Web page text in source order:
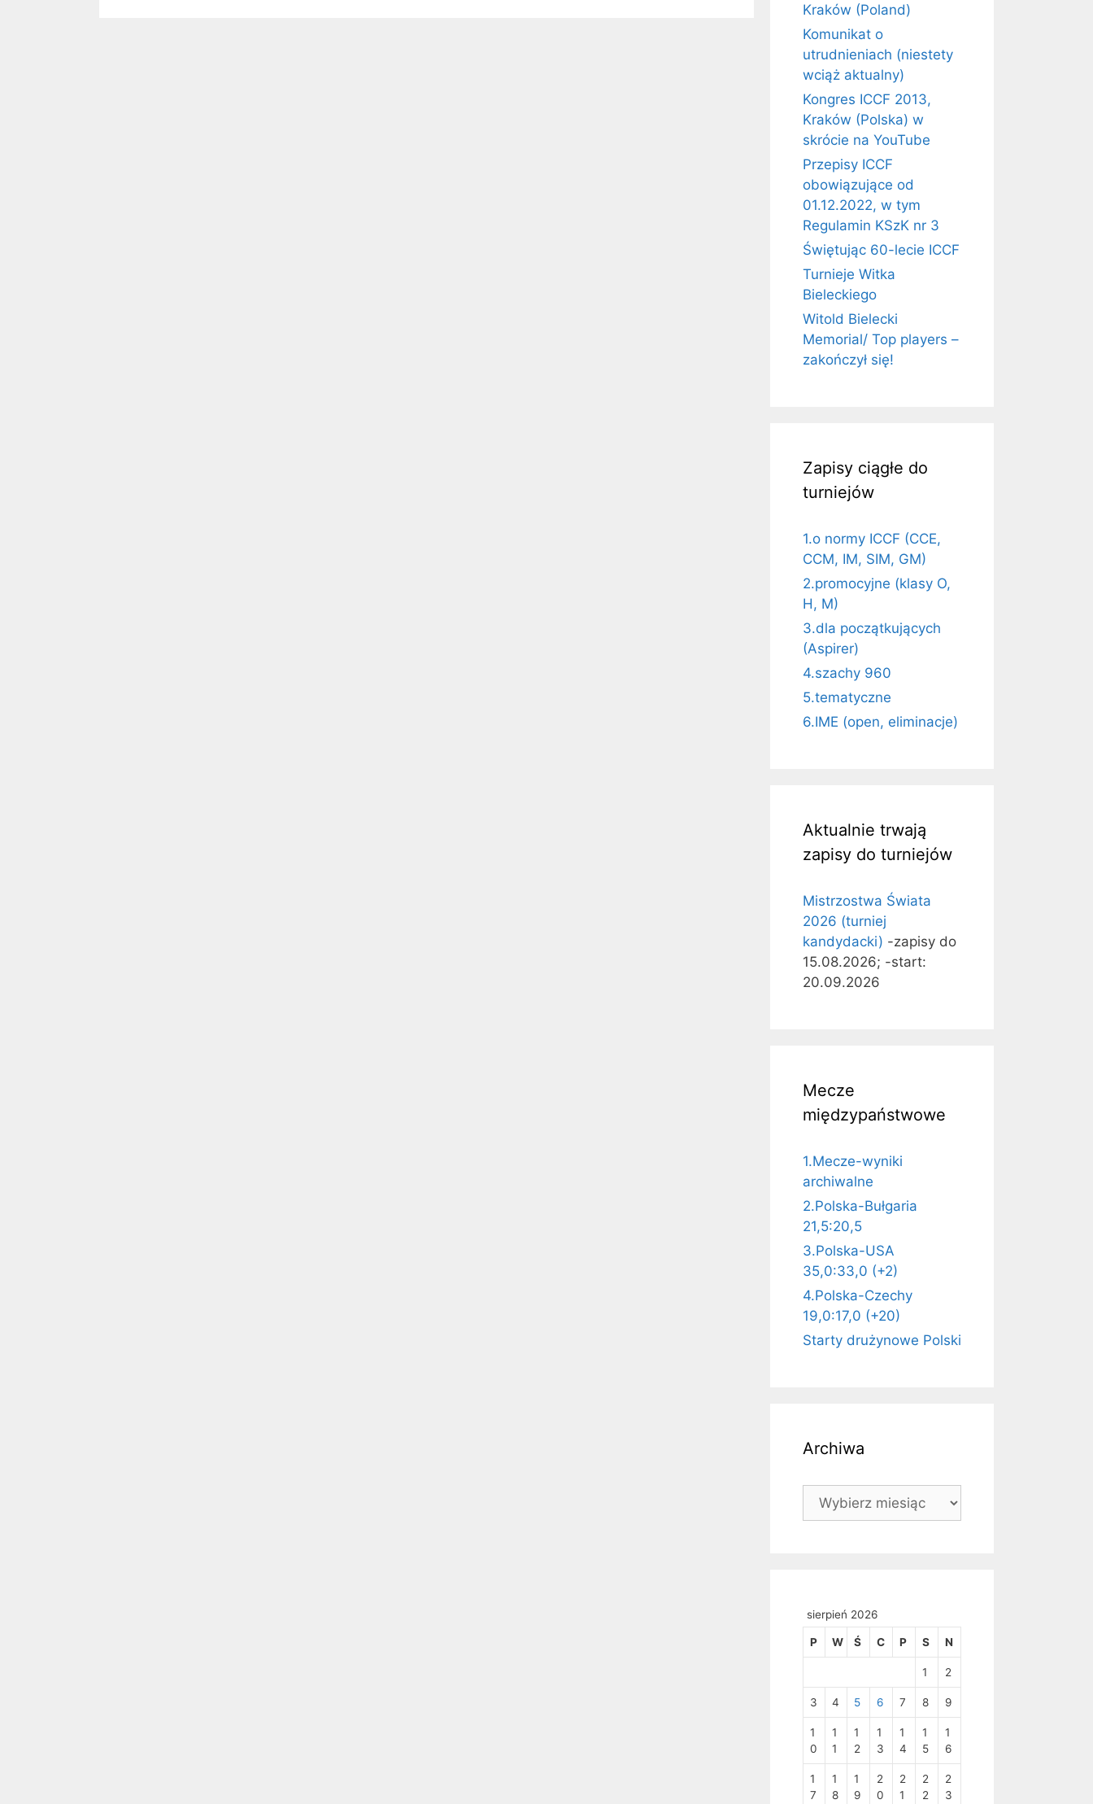
Kraków (Poland)
Komunikat o
utrudnieniach (niestety
wciąż aktualny)
Kongres ICCF 2013,
Kraków (Polska) w
skrócie na YouTube
Przepisy ICCF
obowiązujące od
01.12.2022, w tym
Regulamin KSzK nr 3
Świętując 60-lecie ICCF
Turnieje Witka
Bieleckiego
Witold Bielecki
Memorial/ Top players –
zakończył się!
Zapisy ciągłe do
turniejów
1.o normy ICCF (CCE,
CCM, IM, SIM, GM)
2.promocyjne (klasy O,
H, M)
3.dla początkujących
(Aspirer)
4.szachy 960
5.tematyczne
6.IME (open, eliminacje)
Aktualnie trwają
zapisy do turniejów
Mistrzostwa Świata
2026 (turniej
kandydacki) -zapisy do
15.08.2026; -start:
20.09.2026
Mecze
międzypaństwowe
1.Mecze-wyniki
archiwalne
2.Polska-Bułgaria
21,5:20,5
3.Polska-USA
35,0:33,0 (+2)
4.Polska-Czechy
19,0:17,0 (+20)
Starty drużynowe Polski
Archiwa
Archiwa
sierpień 2026
P W Ś C P S N
1 2
3 4 5 6 7 8 9
1
0
1
1
1
2
1
3
1
4
1
5
1
6
1
7
1
8
1
9
2
0
2
1
2
2
2
3